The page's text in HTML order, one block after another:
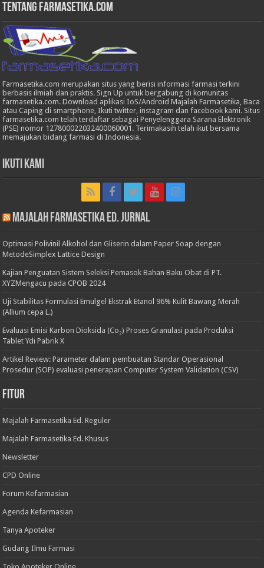
Tentang Farmasetika.com
Farmasetika.com merupakan situs yang berisi informasi farmasi terkini
berbasis ilmiah dan praktis. Sign Up untuk bergabung di komunitas
farmasetika.com. Download aplikasi IoS/Android Majalah Farmasetika, Baca
atau Caping di smartphone, Ikuti twitter, instagram dan facebook kami. Situs
farmasetika.com telah terdaftar sebagai Penyelenggara Sarana Elektronik
(PSE) nomor 127800022032400060001. Terimakasih telah ikut bersama
memajukan bidang farmasi di Indonesia.
Ikuti Kami
Majalah Farmasetika Ed. Jurnal
Optimasi Polivinil Alkohol dan Gliserin dalam Paper Soap dengan
MetodeSimplex Lattice Design
Kajian Penguatan Sistem Seleksi Pemasok Bahan Baku Obat di PT.
XYZMengacu pada CPOB 2024
Uji Stabilitas Formulasi Emulgel Ekstrak Etanol 96% Kulit Bawang Merah
(Allium cepa L.)
Evaluasi Emisi Karbon Dioksida (Co₂) Proses Granulasi pada Produksi
Tablet Ydi Pabrik X
Artikel Review: Parameter dalam pembuatan Standar Operasional
Prosedur (SOP) evaluasi penerapan Computer System Validation (CSV)
Fitur
Majalah Farmasetika Ed. Reguler
Majalah Farmasetika Ed. Khusus
Newsletter
CPD Online
Forum Kefarmasian
Agenda Kefarmasian
Tanya Apoteker
Gudang Ilmu Farmasi